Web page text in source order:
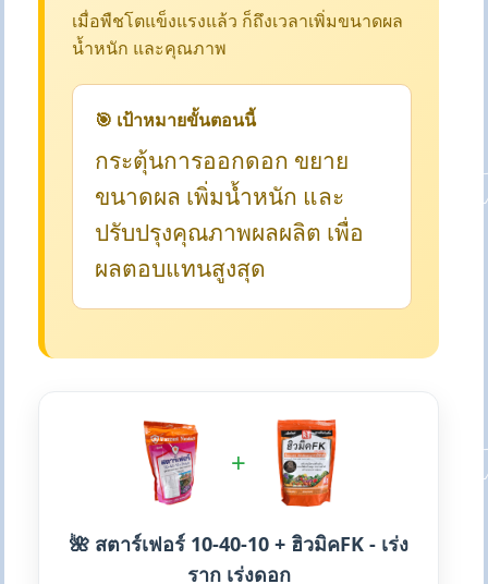
เมื่อพืชโตแข็งแรงแล้ว ก็ถึงเวลาเพิ่มขนาดผล
น้ำหนัก และคุณภาพ
🎯 เป้าหมายขั้นตอนนี้
กระตุ้นการออกดอก ขยาย
ขนาดผล เพิ่มน้ำหนัก และ
ปรับปรุงคุณภาพผลผลิต เพื่อ
ผลตอบแทนสูงสุด
+
🌺 สตาร์เฟอร์ 10-40-10 + ฮิวมิคFK - เร่ง
ราก เร่งดอก